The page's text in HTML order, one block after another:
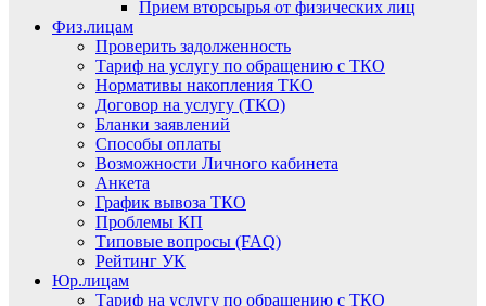
Прием вторсырья от физических лиц
Физ.лицам
Проверить задолженность
Тариф на услугу по обращению с ТКО
Нормативы накопления ТКО
Договор на услугу (ТКО)
Бланки заявлений
Способы оплаты
Возможности Личного кабинета
Анкета
График вывоза ТКО
Проблемы КП
Типовые вопросы (FAQ)
Рейтинг УК
Юр.лицам
Тариф на услугу по обращению с ТКО